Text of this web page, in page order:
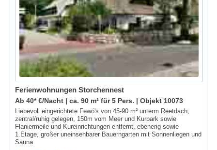
Ferienwohnungen Storchennest
Ab 40* €/Nacht | ca. 90 m² für 5 Pers. | Objekt 10073
Liebevoll eingerichtete Fewó's von 45-90 m² unterm Reetdach,
zentral/ruhig gelegen, 150m vom Meer und Kurpark sowie
Flaniermeile und Kureinrichtungen entfernt, ebenerig sowie
1.Etage, großer uneinsehbarer Bauerngarten mit Sonnenliegen und
Sauna